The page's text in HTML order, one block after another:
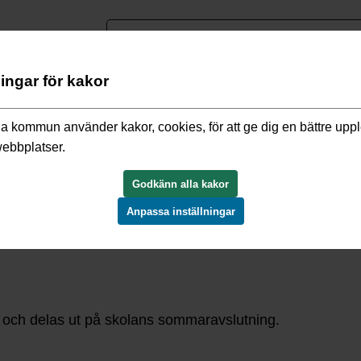
rådgivning/Stipendier/Josef Anderssons fond
belöna elever i Vallentunas kommunala grundskolor.
delas ut på skolans sommaravslutning.
för kakor
kommun använder kakor, cookies, för att ge dig en bättre
Godkänn alla kakor
Anpassa inställningar